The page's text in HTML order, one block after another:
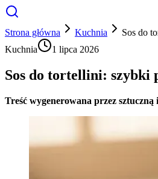
Strona główna Kuchnia
Sos do
Kuchnia
1 lipca 2026
Sos do tortellini: szybki
Treść wygenerowana przez sztuczną